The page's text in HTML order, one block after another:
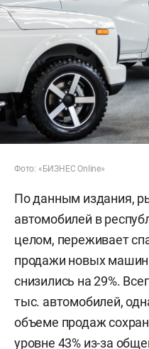
Фото: «БИЗНЕС Online»
По данным издания,
автомобилей в
целом, переживает
продажи новых машин
снизились на 29%.
тыс. автомобилей,
объеме продаж
уровне 43% из-за